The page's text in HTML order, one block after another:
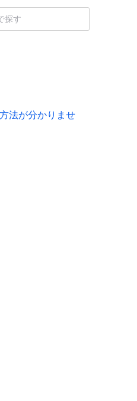
法が分かりませ